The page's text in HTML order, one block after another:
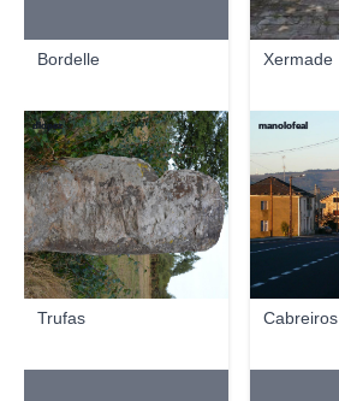
Bordelle Xermade
Trufas
dlopez
Cabreiros
manolofeal